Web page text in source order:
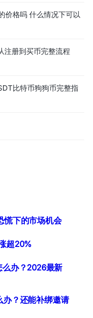
价格吗 什么情况下可以
注册到买币完整流程
比特币狗狗币完整指
慌下的市场机会
超20%
办？2026最新
办？还能补绑邀请